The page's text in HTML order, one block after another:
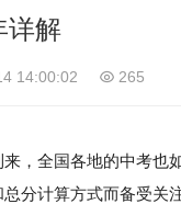
详解
14:00:02 265
，全国各地的中考也
分计算方式而备受关